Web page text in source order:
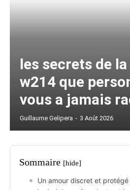
les secrets de
w214 que
vous a jamais
Guillaume Gelipera - 3 Août 2026
Sommaire [hide]
Un amour discret et protégé